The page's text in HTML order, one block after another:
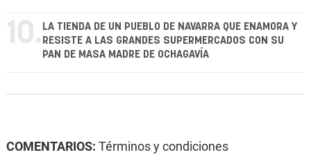
10. LA TIENDA DE UN PUEBLO DE NAVARRA QUE ENAMORA Y
RESISTE A LAS GRANDES SUPERMERCADOS CON SU
PAN DE MASA MADRE DE OCHAGAVÍA
COMENTARIOS: Términos y condiciones